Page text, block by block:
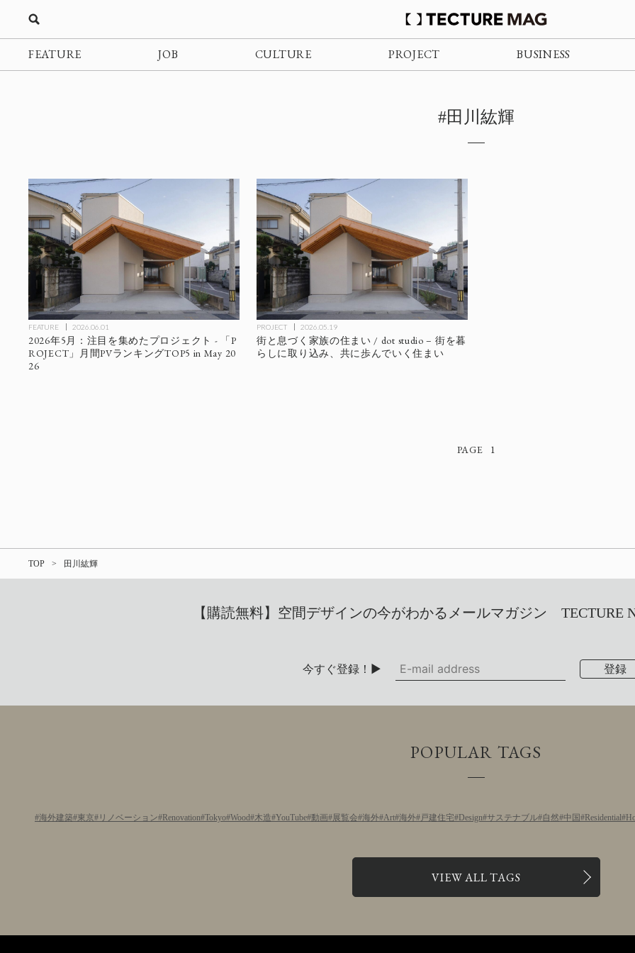
FEATURE JOB CULTURE PROJECT BUSINESS
#田川紘輝
FEATURE 2026.06.01
2026年5月：注目を集めたプロジェクト - 「P
ROJECT」月間PVランキングTOP5 in May 20
26
PROJECT 2026.05.19
街と息づく家族の住まい / dot studio – 街を暮
らしに取り込み、共に歩んでいく住まい
1
TOP 田川紘輝
【購読無料】空間デザインの今がわかるメールマガジン TECTURE
今すぐ登録！▶
POPULAR TAGS
海外建築 東京 リノベーション Renovation Tokyo Wood 木造 YouTube 動画 展覧会 海外 Art 海外 戸建住宅 Design サステナブル 自然 中国 Residential
VIEW ALL TAGS